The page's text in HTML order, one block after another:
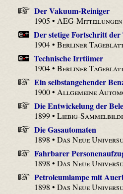
Der Vakuum-Reiniger
1905 • AEG-Mitteilungen
Der stetige Fortschritt der
1904 •Berliner
Technische Irrtümer
1904 •Berliner
Ein selbstangehender
1900 • Allgemeine
Die Entwickelung der
1899 •Liebig-
Die Gasautomaten
1898 •Das Neue
Fahrbarer
1898 •Das Neue
Petroleumlampe mit
1898 •Das Neue